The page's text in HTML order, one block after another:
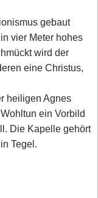
gebaut
vier Meter hohes
wird der
eine Christus,
heiligen Agnes
ein Vorbild
Die Kapelle gehört
Tegel.